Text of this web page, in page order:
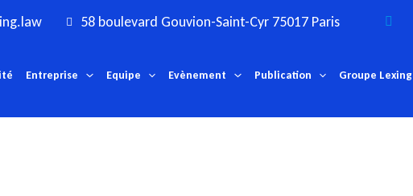
58 boulevard Gouvion-Saint-Cyr 75017 Paris
Entreprise Equipe Evènement Publication Groupe Lexing